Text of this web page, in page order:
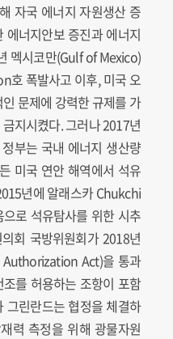
자국 에너지 자원생산 증
에너지안보 증진과 에너지
멕시코만(Gulf of Mexico)
호 폭발사고 이후, 미국 오
문제에 강력한 규제를 가
지시켰다. 그러나 2017년
부는 국내 에너지 생산량
미국 연안 해역에서 석유
년에 알래스카 Chukchi
로 석유탐사를 위한 시추
회 국방위원회가 2018년
Act)을 통과
를 허용하는 조항이 포함
그린란드는 협정을 체결하
력 측정을 위해 광물자원